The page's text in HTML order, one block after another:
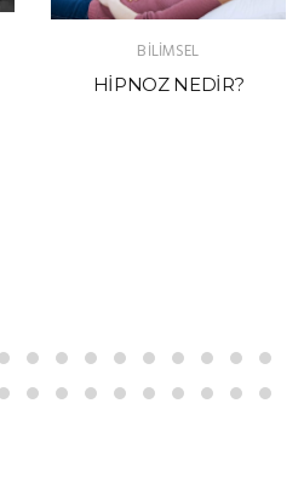
BİLİMSEL
HİPNOZ NEDİR?